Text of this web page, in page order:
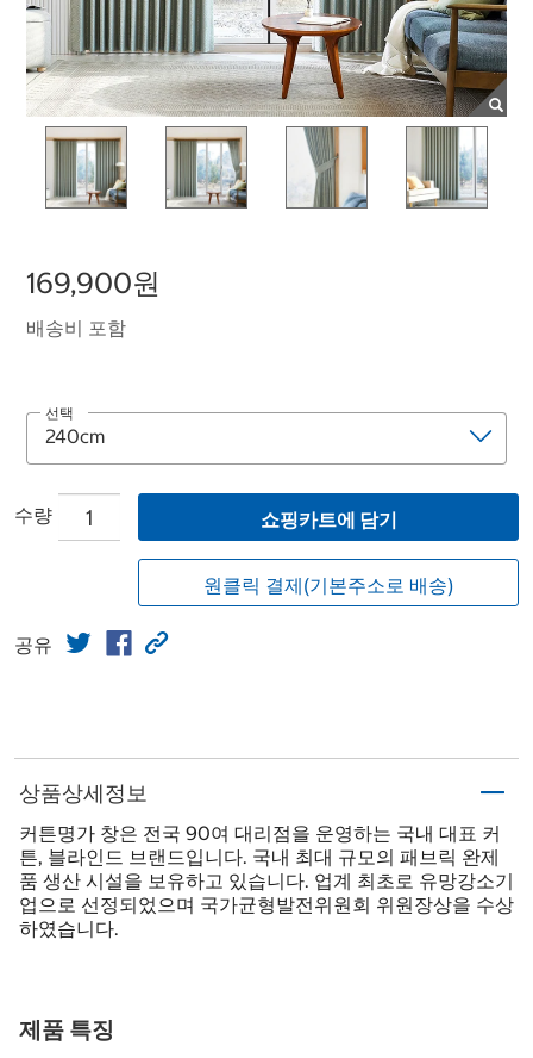
169,900원
배송비 포함
선택
수량 쇼핑카트에 담기
원클릭 결제(기본주소로 배송)
공유
상품상세정보
커튼명가 창은 전국 90여 대리점을 운영하는 국내 대표 커
튼, 블라인드 브랜드입니다. 국내 최대 규모의 패브릭 완제
품 생산 시설을 보유하고 있습니다. 업계 최초로 유망강소기
업으로 선정되었으며 국가균형발전위원회 위원장상을 수상
하였습니다.
제품 특징